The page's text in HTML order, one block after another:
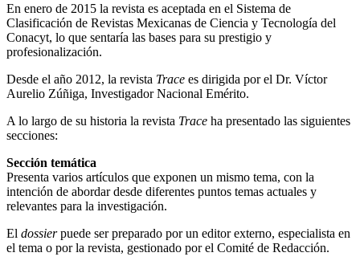
En enero de 2015 la revista es aceptada en el Sistema de
Clasificación de Revistas Mexicanas de Ciencia y Tecnología del
Conacyt, lo que sentaría las bases para su prestigio y
profesionalización.
Desde el año 2012, la revista Trace es dirigida por el Dr. Víctor
Aurelio Zúñiga, Investigador Nacional Emérito.
A lo largo de su historia la revista Trace ha presentado las siguientes
secciones:
Sección temática
Presenta varios artículos que exponen un mismo tema, con la
intención de abordar desde diferentes puntos temas actuales y
relevantes para la investigación.
El dossierpuede ser preparado por un editor externo, especialista en
el tema o por la revista, gestionado por el Comité de Redacción.